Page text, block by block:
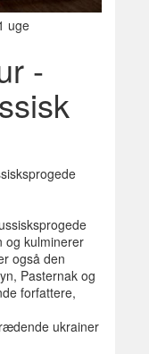
uge
-
og kulminerer
også den
Pasternak og
forfattere,
ukrainer